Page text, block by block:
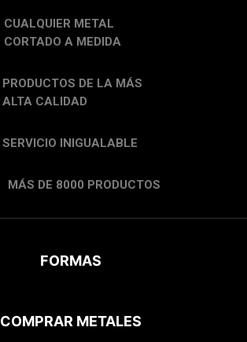
CUALQUIER METAL
CORTADO A MEDIDA
PRODUCTOS DE LA MÁS
ALTA CALIDAD
SERVICIO INIGUALABLE
MÁS DE 8000 PRODUCTOS
FORMAS
COMPRAR METALES